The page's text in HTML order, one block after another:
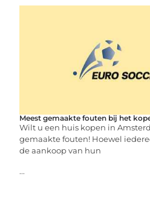
Meest gemaakte fouten bij het
Wilt u een huis kopen in
gemaakte fouten! Hoewel
de aankoop van hun
...